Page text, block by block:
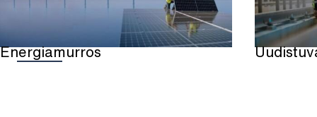
Energiamurros